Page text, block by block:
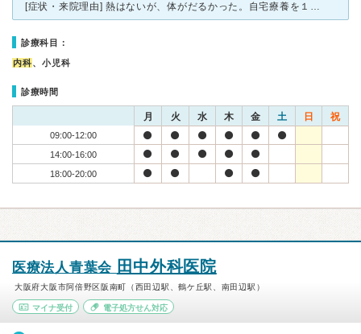
[症状・来院理由] 熱はないが、体がだるかった。自宅療養を１ｗほど行ったが、無事回復できました。 療養中の１ｗは苦しくて生きた心地がしなかったので、大変助かりました。 最初別の病院に通っていまし
診療科目：
内科、小児科
診療時間
月 火 水 木 金 土 日 祝
09:00-12:00
14:00-16:00
18:00-20:00
医療法人青葉会 田中外科医院
大阪府大阪市阿倍野区阪南町（西田辺駅、鶴ケ丘駅、南田辺駅）
マイナ受付 電子処方せん対応